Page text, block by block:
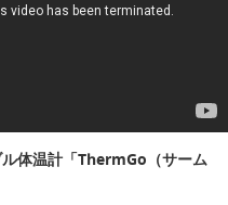
体温計「ThermGo（サーム